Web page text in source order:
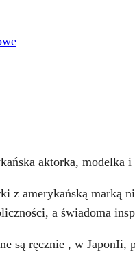
aktorka, modelka
z amerykańską
a świadoma
są ręcznie , w JaponIi,